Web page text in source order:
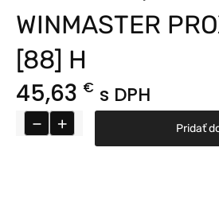
WINMASTER
[88] H
45,63 € s DPH
− + Pridať